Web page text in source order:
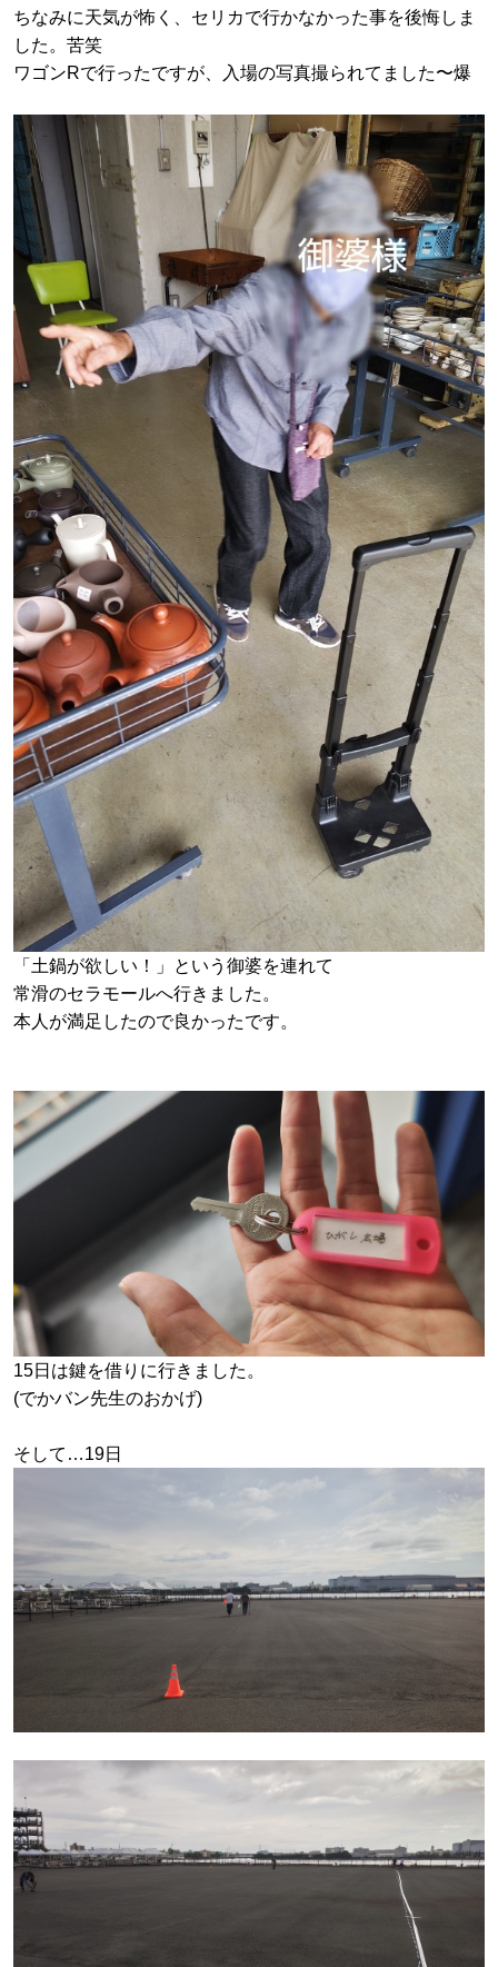
ちなみに天気が怖く、セリカで行かなかった事を後悔しま
した。苦笑
ワゴンRで行ったですが、入場の写真撮られてました〜爆
「土鍋が欲しい！」という御婆を連れて
常滑のセラモールへ行きました。
本人が満足したので良かったです。
15日は鍵を借りに行きました。
(でかバン先生のおかげ)
そして…19日